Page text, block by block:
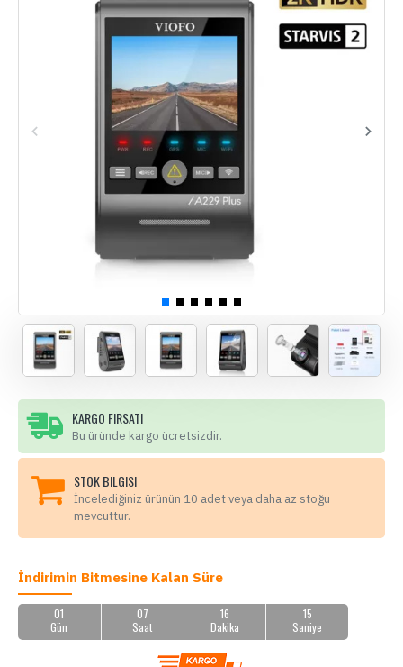
KARGO FIRSATI
Bu üründe kargo ücretsizdir.
STOK BILGISI
İncelediğiniz ürünün 10 adet veya daha az stoğu
mevcuttur.
İndirimin Bitmesine Kalan Süre
01
Gün
07
Saat
16
Dakika
14
Saniye